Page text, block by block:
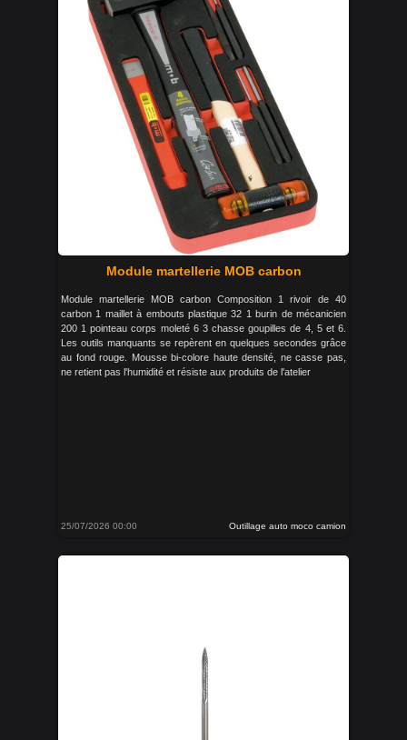
Module martellerie MOB carbon
Module martellerie MOB carbon Composition 1 rivoir de 40
carbon 1 maillet à embouts plastique 32 1 burin de mécanicien
200 1 pointeau corps moleté 6 3 chasse goupilles de 4, 5 et 6.
Les outils manquants se repèrent en quelques secondes grâce
au fond rouge. Mousse bi-colore haute densité, ne casse pas,
ne retient pas l'humidité et résiste aux produits de l'atelier
25/07/2026 00:00 Outillage auto moco camion